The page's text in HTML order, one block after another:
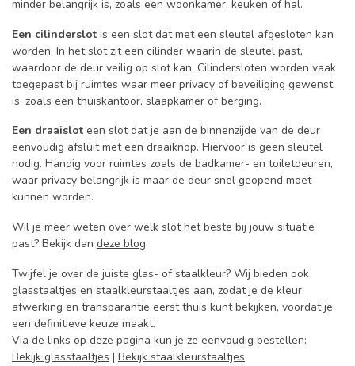
minder belangrijk is, zoals een woonkamer, keuken of hal.
Een cilinderslot is een slot dat met een sleutel afgesloten kan
worden. In het slot zit een cilinder waarin de sleutel past,
waardoor de deur veilig op slot kan. Cilindersloten worden vaak
toegepast bij ruimtes waar meer privacy of beveiliging gewenst
is, zoals een thuiskantoor, slaapkamer of berging.
Een draaislot een slot dat je aan de binnenzijde van de deur
eenvoudig afsluit met een draaiknop. Hiervoor is geen sleutel
nodig. Handig voor ruimtes zoals de badkamer- en toiletdeuren,
waar privacy belangrijk is maar de deur snel geopend moet
kunnen worden.
Wil je meer weten over welk slot het beste bij jouw situatie
past? Bekijk dan deze blog.
Twijfel je over de juiste glas- of staalkleur? Wij bieden ook
glasstaaltjes en staalkleurstaaltjes aan, zodat je de kleur,
afwerking en transparantie eerst thuis kunt bekijken, voordat je
een definitieve keuze maakt.
Via de links op deze pagina kun je ze eenvoudig bestellen:
Bekijk glasstaaltjes | Bekijk staalkleurstaaltjes